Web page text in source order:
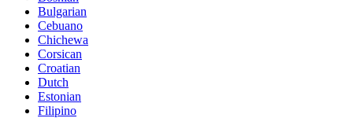
Bulgarian
Cebuano
Chichewa
Corsican
Croatian
Dutch
Estonian
Filipino